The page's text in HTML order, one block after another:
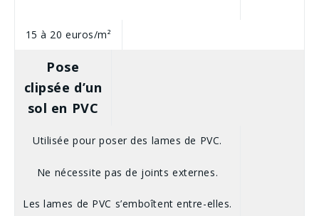
15 à 20 euros/m²
Pose
clipsée d’un
sol en PVC
Utilisée pour poser des lames de PVC.
Ne nécessite pas de joints externes.
Les lames de PVC s’emboîtent entre-elles.